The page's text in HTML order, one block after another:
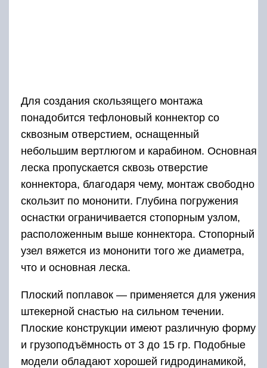
Для создания скользящего монтажа
понадобится тефлоновый коннектор со
сквозным отверстием, оснащенный
небольшим вертлюгом и карабином. Основная
леска пропускается сквозь отверстие
коннектора, благодаря чему, монтаж свободно
скользит по мононити. Глубина погружения
оснастки ограничивается стопорным узлом,
расположенным выше коннектора. Стопорный
узел вяжется из мононити того же диаметра,
что и основная леска.
Плоский поплавок — применяется для ужения
штекерной снастью на сильном течении.
Плоские конструкции имеют различную форму
и грузоподъёмность от 3 до 15 гр. Подобные
модели обладают хорошей гидродинамикой,